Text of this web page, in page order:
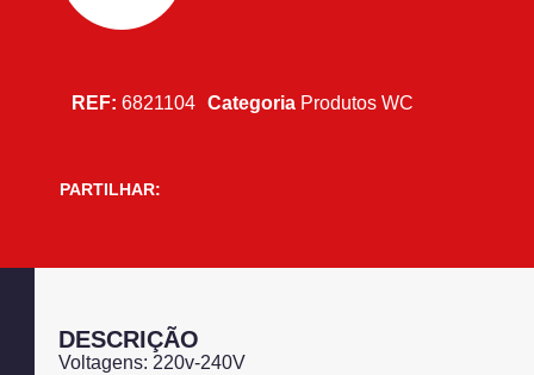
REF: 6821104 Categoria Produtos WC
PARTILHAR:
DESCRIÇÃO
Voltagens: 220v-240V